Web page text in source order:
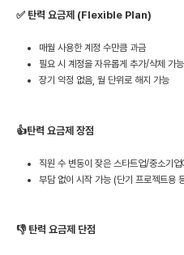
✅ 탄력 요금제 (Flexible Plan)
매월 사용한 계정 수만큼 과금
필요 시 계정을 자유롭게 추가/삭제 가능
장기 약정 없음, 월 단위로 해지 가능
👍탄력 요금제 장점
직원 수 변동이 잦은 스타트업/중소기업
부담 없이 시작 가능 (단기 프로젝트용
👎 탄력 요금제 단점